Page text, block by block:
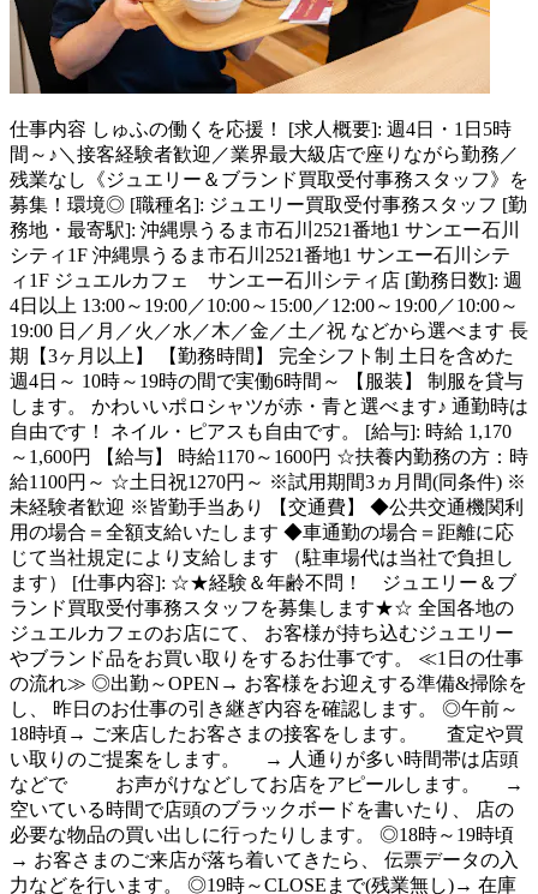
仕事内容 しゅふの働くを応援！ [求人概要]: 週4日・1日5時
間～♪＼接客経験者歓迎／業界最大級店で座りながら勤務／
残業なし《ジュエリー＆ブランド買取受付事務スタッフ》を
募集！環境◎ [職種名]: ジュエリー買取受付事務スタッフ [勤
務地・最寄駅]: 沖縄県うるま市石川2521番地1 サンエー石川
シティ1F 沖縄県うるま市石川2521番地1 サンエー石川シテ
ィ1F ジュエルカフェ サンエー石川シティ店 [勤務日数]: 週
4日以上 13:00～19:00／10:00～15:00／12:00～19:00／10:00～
19:00 日／月／火／水／木／金／土／祝 などから選べます 長
期【3ヶ月以上】 【勤務時間】 完全シフト制 土日を含めた
週4日～ 10時～19時の間で実働6時間～ 【服装】 制服を貸与
します。 かわいいポロシャツが赤・青と選べます♪ 通勤時は
自由です！ ネイル・ピアスも自由です。 [給与]: 時給 1,170
～1,600円 【給与】 時給1170～1600円 ☆扶養内勤務の方：時
給1100円～ ☆土日祝1270円～ ※試用期間3ヵ月間(同条件) ※
未経験者歓迎 ※皆勤手当あり 【交通費】 ◆公共交通機関利
用の場合＝全額支給いたします ◆車通勤の場合＝距離に応
じて当社規定により支給します （駐車場代は当社で負担し
ます） [仕事内容]: ☆★経験＆年齢不問！ ジュエリー＆ブ
ランド買取受付事務スタッフを募集します★☆ 全国各地の
ジュエルカフェのお店にて、 お客様が持ち込むジュエリー
やブランド品をお買い取りをするお仕事です。 ≪1日の仕事
の流れ≫ ◎出勤～OPEN→ お客様をお迎えする準備&掃除を
し、 昨日のお仕事の引き継ぎ内容を確認します。 ◎午前～
18時頃→ ご来店したお客さまの接客をします。 査定や買
い取りのご提案をします。 → 人通りが多い時間帯は店頭
などで お声がけなどしてお店をアピールします。 →
空いている時間で店頭のブラックボードを書いたり、 店の
必要な物品の買い出しに行ったりします。 ◎18時～19時頃
→ お客さまのご来店が落ち着いてきたら、 伝票データの入
力などを行います。 ◎19時～CLOSEまで(残業無し)→ 在庫